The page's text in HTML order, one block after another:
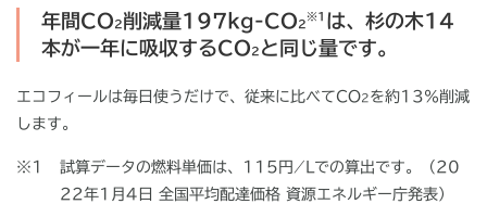
年間CO 2 削減量197kg-CO 2
※1 は、杉の木14
本が一年に吸収するCO 2 と同じ量です。
エコフィールは毎日使うだけで、従来に比べてCO2 を約13％削減
します。
※1
試算データの燃料単価は、115円 ⁄ Lでの算出です。（20
22年1月4日 全国平均配達価格 資源エネルギー庁発表）